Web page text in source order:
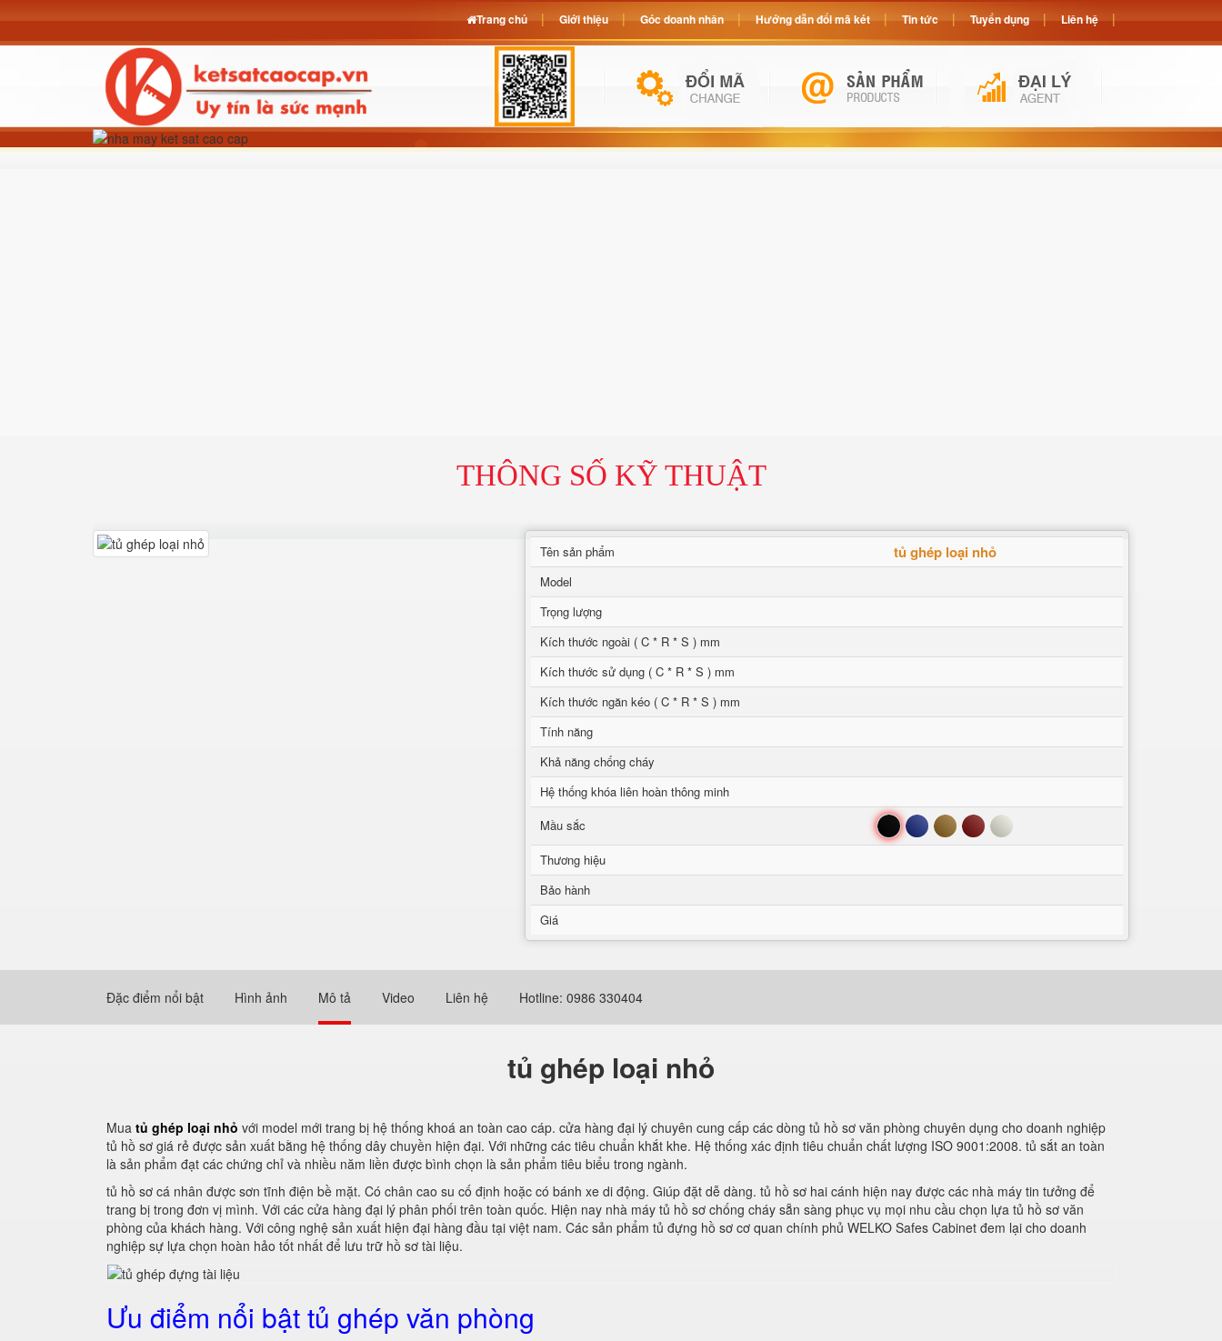
THÔNG SỐ KỸ THUẬT
Tên sản phẩm tủ ghép loại nhỏ
Model
Trọng lượng
Kích thước ngoài ( C * R * S ) mm
Kích thước sử dụng ( C * R * S ) mm
Kích thước ngăn kéo ( C * R * S ) mm
Tính năng
Khả năng chống cháy
Hệ thống khóa liên hoàn thông minh
Mầu sắc
Đen Xanh Nâu Đỏ Trắng
Thương hiệu
Bảo hành
Giá
Đặc điểm nổi bật Hình ảnh Mô tả Video Liên hệ Hotline: 0986 330404
tủ ghép loại nhỏ
Mua tủ ghép loại nhỏ với model mới trang bị hệ thống khoá an toàn cao cáp. cửa hàng đại lý chuyên cung cấp các dòng tủ hồ sơ văn phòng chuyên dụng cho doanh nghiệp
tủ hồ sơ giá rẻ được sản xuất bằng hệ thống dây chuyền hiện đại. Với những các tiêu chuẩn khắt khe. Hệ thống xác định tiêu chuẩn chất lượng ISO 9001:2008. tủ sắt an toàn
là sản phẩm đạt các chứng chỉ và nhiều năm liền được bình chọn là sản phẩm tiêu biểu trong ngành.
tủ hồ sơ cá nhân được sơn tĩnh điện bề mặt. Có chân cao su cố định hoặc có bánh xe di động. Giúp đặt dễ dàng. tủ hồ sơ hai cánh hiện nay được các nhà máy tin tưởng để
trang bị trong đơn vị mình. Với các cửa hàng đại lý phân phối trên toàn quốc. Hiện nay nhà máy tủ hồ sơ chống cháy sẵn sàng phục vụ mọi nhu cầu chọn lựa tủ hồ sơ văn
phòng của khách hàng. Với công nghệ sản xuất hiện đại hàng đầu tại việt nam. Các sản phẩm tủ đựng hồ sơ cơ quan chính phủ WELKO Safes Cabinet đem lại cho doanh
nghiệp sự lựa chọn hoàn hảo tốt nhất để lưu trữ hồ sơ tài liệu.
Ưu điểm nổi bật tủ ghép văn phòng
Trang chủ Giới thiệu Góc doanh nhân Hướng dẫn đổi mã két Tin tức Tuyển dụng Liên hệ